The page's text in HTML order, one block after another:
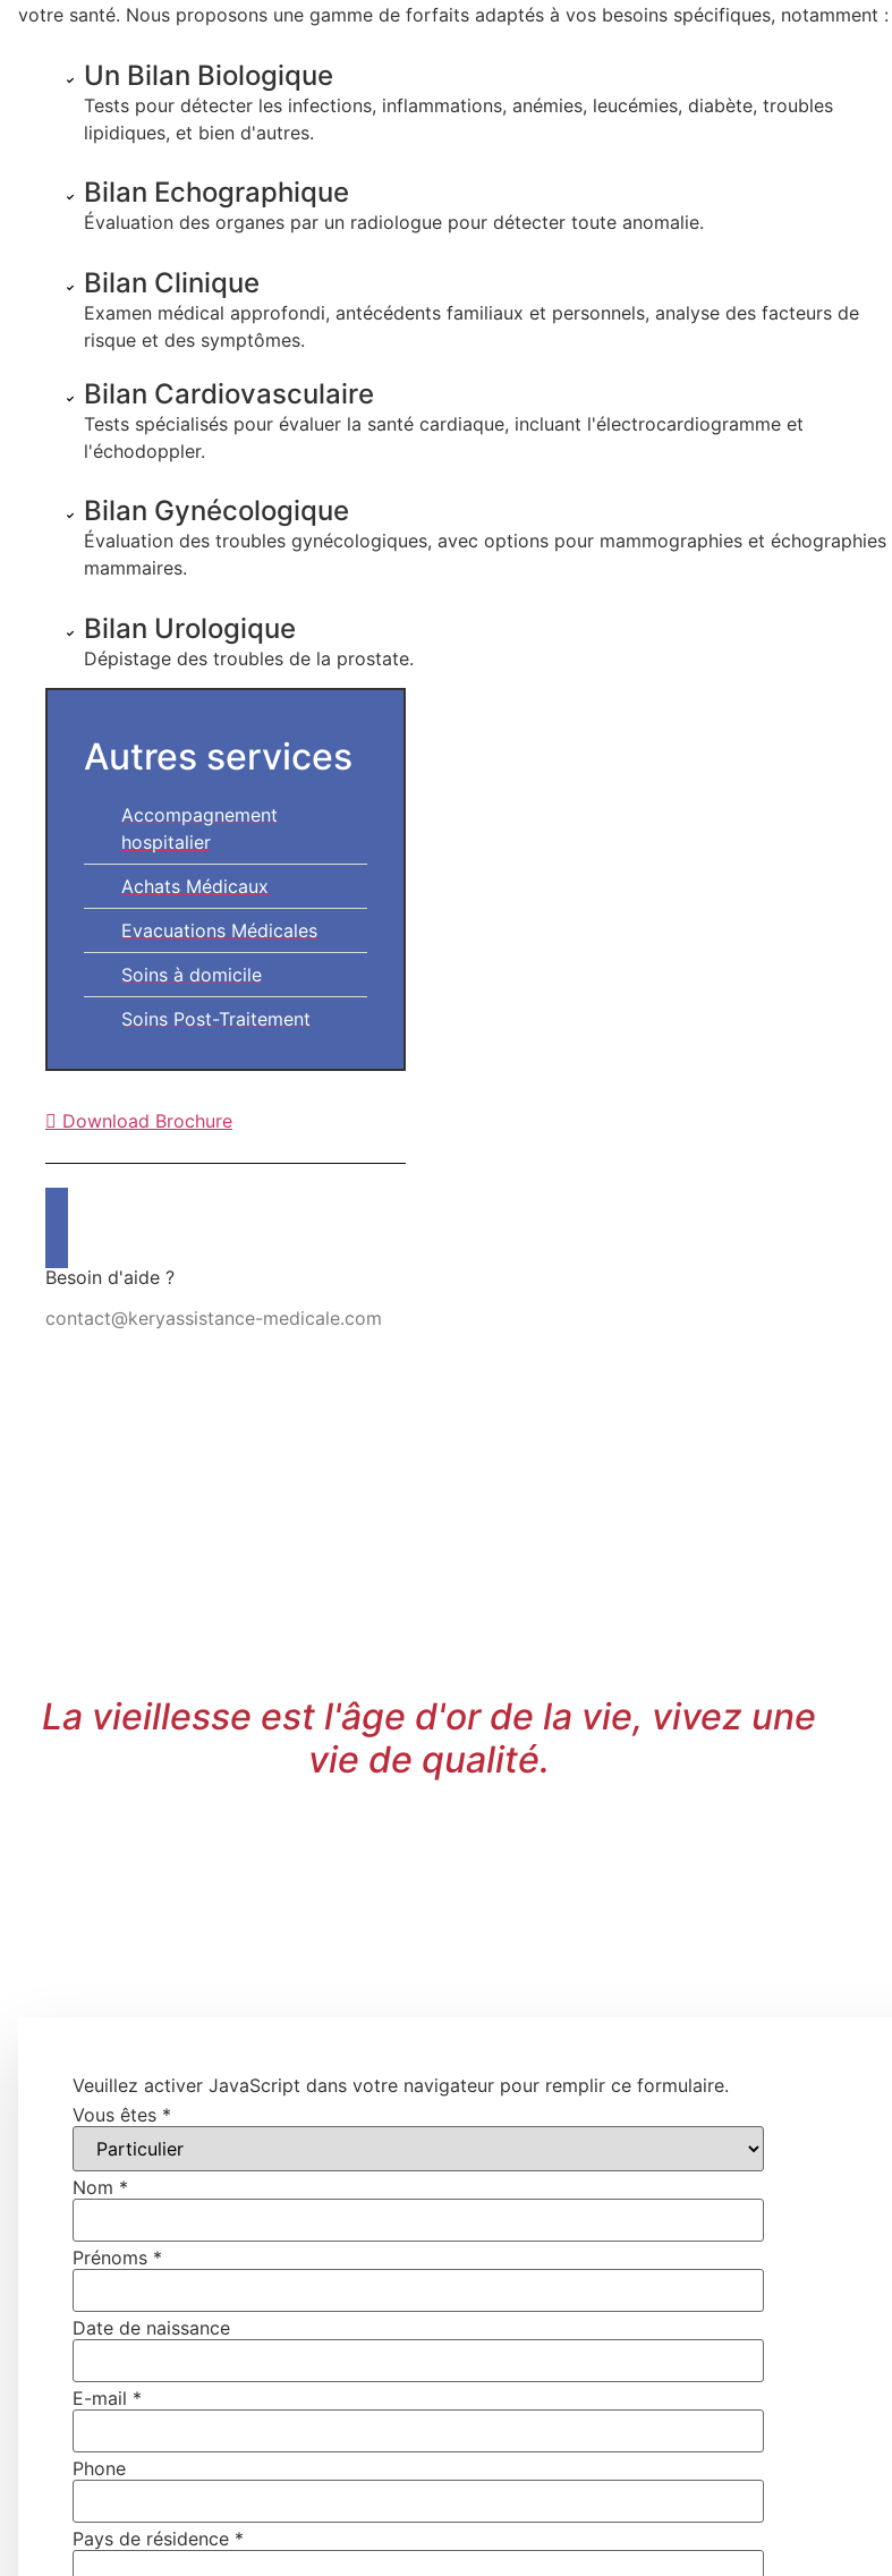
votre santé. Nous proposons une gamme de forfaits adaptés à vos besoins spécifiques, notamment :
Un Bilan Biologique
Tests pour détecter les infections, inflammations, anémies, leucémies, diabète, troubles
lipidiques, et bien d'autres.
Bilan Echographique
Évaluation des organes par un radiologue pour détecter toute anomalie.
Bilan Clinique
Examen médical approfondi, antécédents familiaux et personnels, analyse des facteurs de
risque et des symptômes.
Bilan Cardiovasculaire
Tests spécialisés pour évaluer la santé cardiaque, incluant l'électrocardiogramme et
l'échodoppler.
Bilan Gynécologique
Évaluation des troubles gynécologiques, avec options pour mammographies et échographies
mammaires.
Bilan Urologique
Dépistage des troubles de la prostate.
Autres services
Accompagnement
hospitalier
Achats Médicaux
Evacuations Médicales
Soins à domicile
Soins Post-Traitement
Download Brochure
Besoin d'aide ?
contact@keryassistance-medicale.com
La vieillesse est l'âge d'or de la vie, vivez une
vie de qualité.
Veuillez activer JavaScript dans votre navigateur pour remplir ce formulaire.
Vous êtes *
Nom *
Prénoms *
Date de naissance
E-mail *
Phone
Pays de résidence *